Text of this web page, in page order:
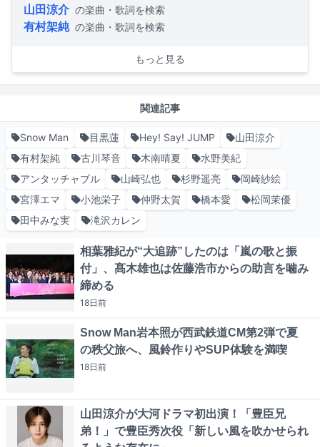
山田涼介 の楽曲・歌詞を検索
有村架純 の楽曲・歌詞を検索
もっと見る
関連記事
Snow Man 目黒蓮 Hey! Say! JUMP
山田涼介
有村架純
古川琴音 木南晴夏
水野美紀
アンタッチャブル
山崎弘也 杉野遥亮
岡崎紗絵
宮澤エマ
小池栄子 仲野太賀 橋本愛
松岡茉優
田中みな実
滝沢カレン
相葉雅紀が“大追跡”したのは「嵐の歌と振
付」、髙木雄也は佐藤浩市からの助言を噛み
締める
18日前
Snow Man岩本照が西武鉄道CM第2弾で夏
の秩父旅へ、風鈴作りやSUP体験を満喫
18日前
山田涼介が大河ドラマ初出演！「豊臣兄
弟！」で豊臣秀次役「新しい風を吹かせられ